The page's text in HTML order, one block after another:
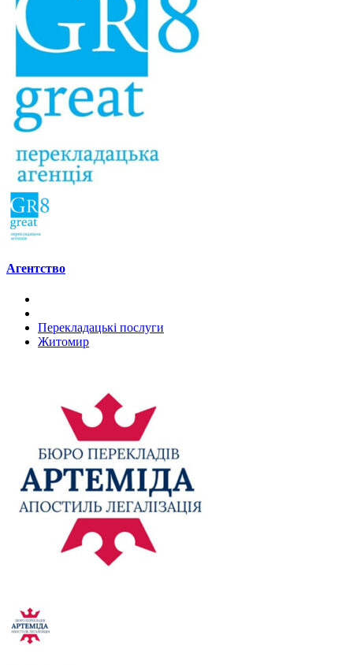
Агентство
Перекладацькі послуги
Житомир